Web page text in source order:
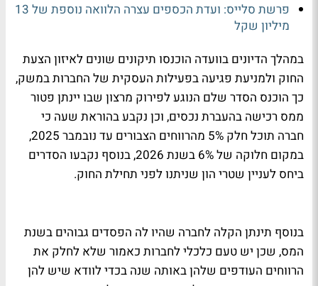
פרשת סלייס: ועדת הכספים עצרה הלוואה נוספת של 13
מיליון שקל
במהלך הדיונים בוועדה הוכנסו תיקונים שונים לאיזון הצעת
החוק ולמניעת פגיעה בפעילות העסקית של החברות במשק,
כך הוכנס הסדר שלם הנוגע לפירוק מרצון שבו יינתן פטור
ממס רכישה בהעברת נכסים, וכן נקבע בהוראת שעה כי
חברה תוכל חלק 5% מהרווחים הצבורים עד נובמבר 2025,
במקום חלוקה של 6% בשנת 2026, בנוסף נקבעו הסדרים
ביחס לעניין שטרי הון שניתנו לפני תחילת החוק.
בנוסף תינתן הקלה לחברה שהיו לה הפסדים גבוהים בשנת
המס, שכן יש טעם כלכלי לחברות כאמור שלא לחלק את
הרווחים העודפים שלהן באותה שנה בכדי לוודא שיש להן